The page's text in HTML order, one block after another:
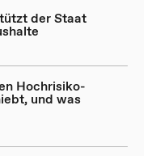
der Staat
Hochrisiko-
und was